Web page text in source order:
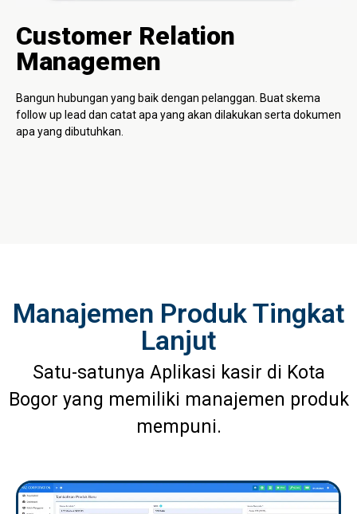
Customer Relation
Managemen
Bangun hubungan yang baik dengan pelanggan. Buat skema
follow up lead dan catat apa yang akan dilakukan serta dokumen
apa yang dibutuhkan.
Manajemen Produk Tingkat
Lanjut
Satu-satunya Aplikasi kasir di Kota
Bogor yang memiliki manajemen produk
mempuni.